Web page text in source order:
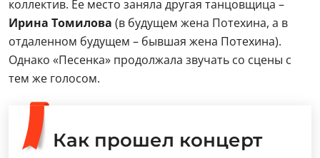
коллектив. Ее место заняла другая танцовщица –
Ирина Томилова (в будущем жена Потехина, а в
отдаленном будущем – бывшая жена Потехина).
Однако «Песенка» продолжала звучать со сцены с
тем же голосом.
Как прошел концерт